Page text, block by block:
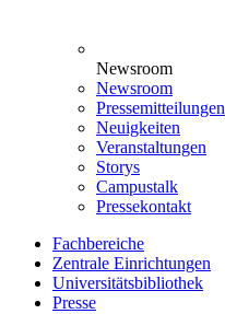
Newsroom
Newsroom
Pressemitteilungen
Neuigkeiten
Veranstaltungen
Storys
Campustalk
Pressekontakt
Fachbereiche
Zentrale Einrichtungen
Universitätsbibliothek
Presse